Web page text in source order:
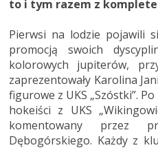
to i tym razem z
Pierwsi na lodzie pojawili
promocją swoich
kolorowych jupiterów,
zaprezentowały Karolina
figurowe z UKS „Szóstki”.
hokeiści z UKS
komentowany przez
Dębogórskiego. Każdy z